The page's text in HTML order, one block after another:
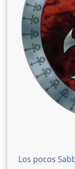
Los pocos